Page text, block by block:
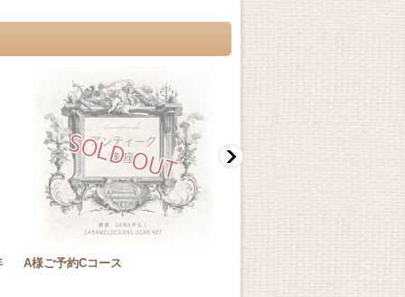
A様ご予約Cコース ★ご予約品★ポストカードセ